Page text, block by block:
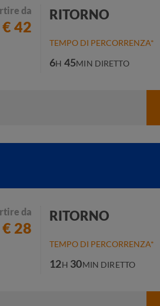
da
€ 42
RITORNO
TEMPO DI PERCORRENZA*
6H 45MIN DIRETTO
da
€ 28
RITORNO
TEMPO DI PERCORRENZA*
12H 30MIN DIRETTO